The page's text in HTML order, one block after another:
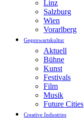
Linz
Salzburg
Wien
Vorarlberg
Gegenwartskultur
Aktuell
Bühne
Kunst
Festivals
Film
Musik
Future Cities
Creative Industries